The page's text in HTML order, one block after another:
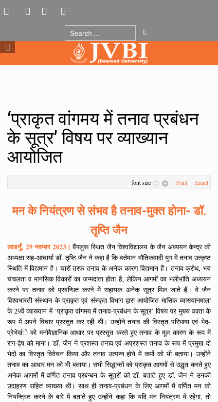
‘प्राकृत वांगमय में तनाव प्रबंधन
के सूत्र’ विषय पर व्याख्यान
आयोजित
font size Print Email
मन के नियंत्रण से संभव है तनाव-मुक्त होना- डॉ.
तृप्ति जैन
लाडनूँ, 29 नवम्बर 2023। बैंगलुरू स्थित जैन विश्वविद्यालय के जैन अध्ययन केन्द्र की
अध्यक्षा सह-आचार्या डॉ. तृप्ति जैन ने कहा है कि वर्तमान भौतिकवादी युग में तनाव उत्कृष्ट
स्थिति में विद्यमान है। चारों तरफ तनाव के अनेक कारण विद्यमान हैं। तनाव क्रोध, भय
चंचलता व मानसिक विकारों का जन्मदाता होता है, लेकिन आगमों का भलीभांति अध्ययन
करने पर तनाव को प्रबन्धित करने में सहायक अनेक सूत्र मिल जाते हैं। वे जैन
विश्वभारती संस्थान के प्राकृत एवं संस्कृत विभाग द्वारा आयोजित मासिक व्याख्यानमाला
के 29वें व्याख्यान में ‘प्राकृत वांगमय में तनाव-प्रबंधन के सूत्र’ विषय पर मुख्य वक्ता के
रूप में अपने विचार प्रस्तुत कर रही थी। उन्होंने तनाव की विस्तृत परिभाषा एवं भेद-
प्रेभेदांे को मनोवैज्ञानिक आधार पर प्रस्तुत करते हुए तनाव के मूल कारण के रूप में
राग-द्वेष को माना। डॉ. जैन ने प्रशस्त तनाव एवं अप्रशस्त तनाव के रूप में प्रमुख दो
भेदों का विस्तृत विवेचन किया और तनाव उत्पन्न होने में कर्मो को भी बताया। उन्होंने
तनाव का आधार मन को भी बताया। सभी सिद्धान्तों को प्राकृत आगमों से उद्धृत करते हुए
अनेक आगमों में वर्णित तनाव-प्रबन्धन के सूत्रों को डॉ. बताते हुए डॉ. जैन ने उनकी
उदाहरण सहित व्याख्या थी। साथ ही तनाव-प्रबंधन के लिए आगमों में वर्णित मन को
नियन्त्रित करने के बारे में बताते हुए उन्होंने कहा कि यदि मन नियंत्रण में रहेगा, तो